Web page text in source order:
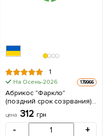
1
На Осень-2026 179966
Абрикос "Фаркло"
(поздний срок созрвания) 1
саженец в упаковке
цена 312 грн
- +